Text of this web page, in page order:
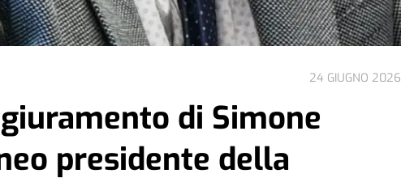
24 GIUGNO 2026
di Simone
presidente della